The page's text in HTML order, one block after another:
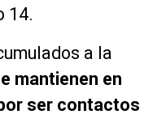
14.
a la
mantienen en
ser contactos